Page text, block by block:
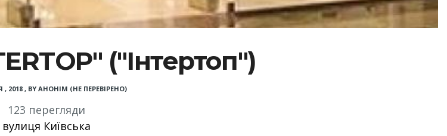
("Інтертоп")
, 2018, BY АНОНІМ (НЕ ПЕРЕВІРЕНО)
123 перегляди
вулиця Київська